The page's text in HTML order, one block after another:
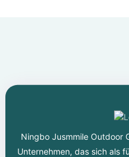
Ningbo Jusmmile Outdoor
Unternehmen, das sich als